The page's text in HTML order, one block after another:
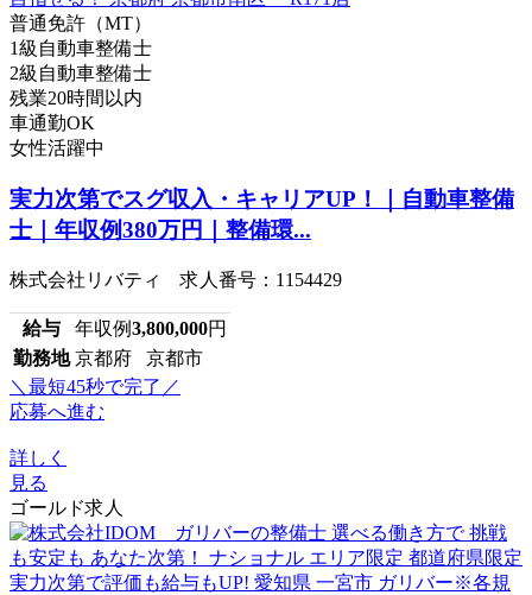
普通免許（MT）
1級自動車整備士
2級自動車整備士
残業20時間以内
車通勤OK
女性活躍中
実力次第でスグ収入・キャリアUP！｜自動車整備
士｜年収例380万円｜整備環...
株式会社リバティ 求人番号：1154429
給与 年収例3,800,000円
勤務地 京都府 京都市
＼最短45秒で完了／
応募へ進む
詳しく
見る
ゴールド求人